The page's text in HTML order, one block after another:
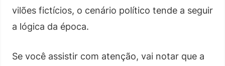
vilões fictícios, o cenário político tende a seguir
a lógica da época.
Se você assistir com atenção, vai notar que a